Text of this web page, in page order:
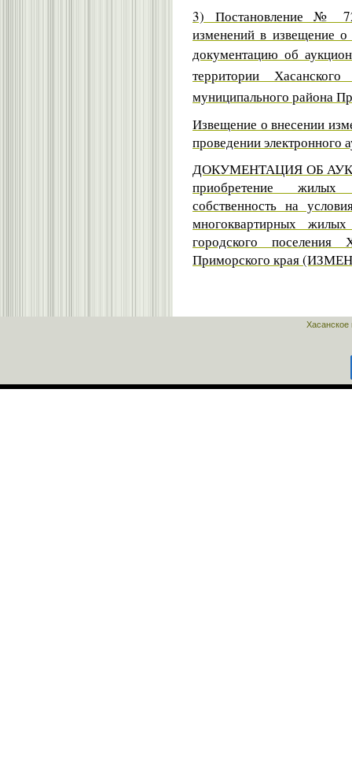
3) Постановление №
изменений в извещение о
документацию об
территории
муниципального района
Извещение о внесении
проведении электронного
ДОКУМЕНТАЦИЯ ОБ
приобретение
собственность на
многоквартирных
городского поселения
Приморского края
Хасанское